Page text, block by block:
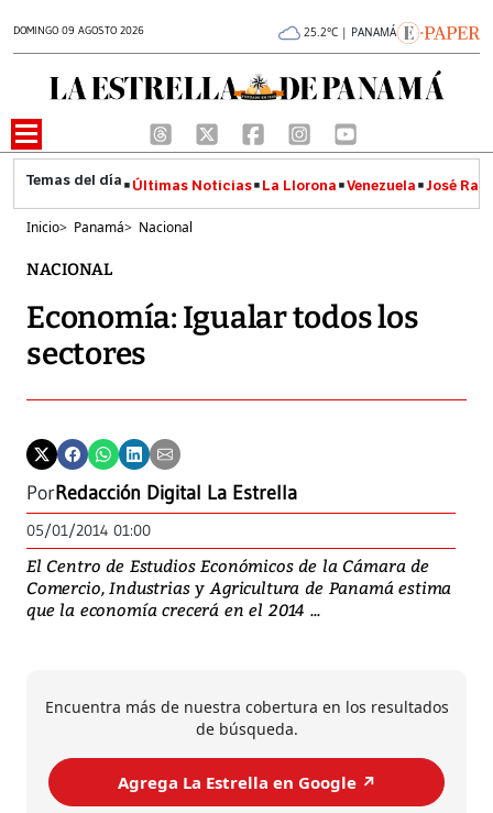
DOMINGO 09 AGOSTO 2026 25.2°C | PANAMÁ
Últimas Noticias La Llorona Venezuela José
Inicio> Panamá> Nacional
NACIONAL
Economía: Igualar todos los
sectores
PorRedacción Digital La Estrella
05/01/2014 01:00
El Centro de Estudios Económicos de la Cámara de
Comercio, Industrias y Agricultura de Panamá estima
que la economía crecerá en el 2014 ...
Encuentra más de nuestra cobertura en los resultados
de búsqueda.
Agrega La Estrella en Google ↗️